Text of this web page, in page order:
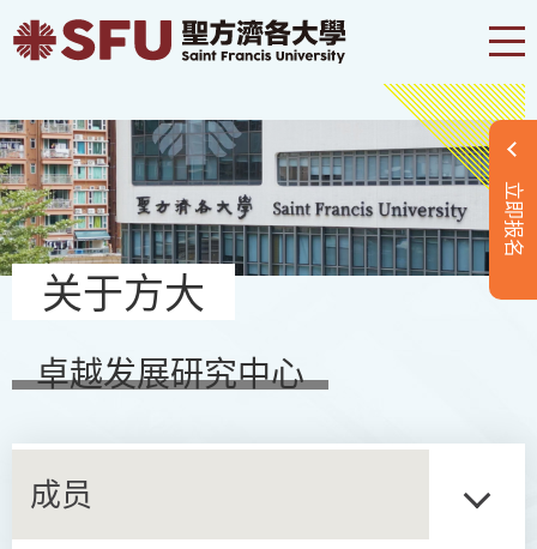
立即报名
关于方大
卓越发展研究中心
成员